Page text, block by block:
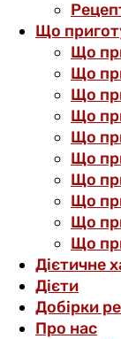
Що
Що
Що
Що
Що
Що
Що
Що
Що
Що
Що
Дієтичне
Дієти
Добірки
Про нас